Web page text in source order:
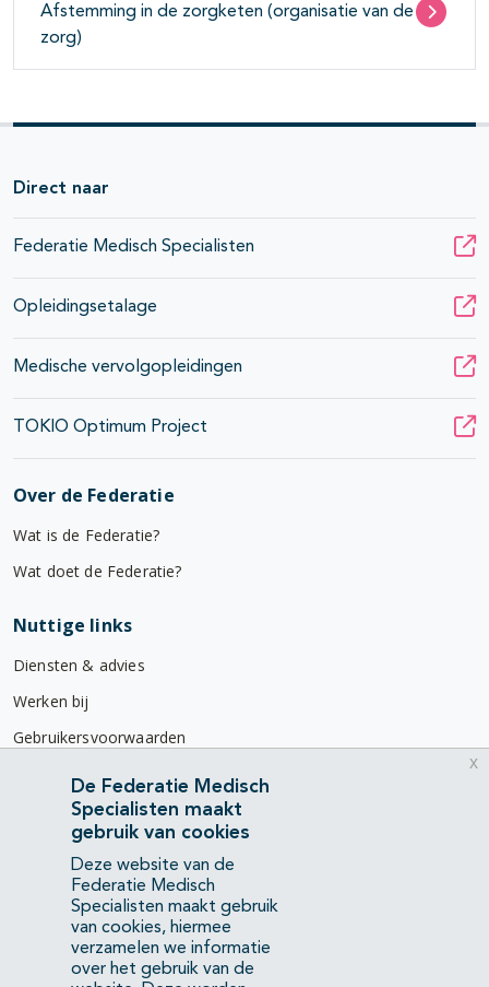
Afstemming in de zorgketen (organisatie van de
zorg)
Direct naar
Federatie Medisch Specialisten
Opleidingsetalage
Medische vervolgopleidingen
TOKIO Optimum Project
Over de Federatie
Wat is de Federatie?
Wat doet de Federatie?
Nuttige links
Diensten & advies
Werken bij
Gebruikersvoorwaarden
Privacyverklaring
Contact
Mercatorlaan 1200
3528 BL Utrecht
(088) 505 34 34
info@richtlijnendatabase.nl
De Federatie Medisch
Specialisten maakt
gebruik van cookies
Deze website van de
Federatie Medisch
Specialisten maakt gebruik
van cookies, hiermee
verzamelen we informatie
over het gebruik van de
x